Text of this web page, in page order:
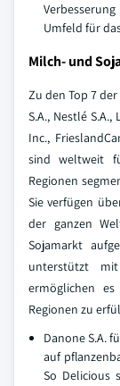
Umfeld für
Milch- und
Zu den Top 7
S.A., Nestlé
Inc.,
sind weltweit
Regionen
Sie verfügen
der ganzen
Sojamarkt
unterstützt
ermöglichen
Regionen zu
Danone S.A.
auf
So Delicious